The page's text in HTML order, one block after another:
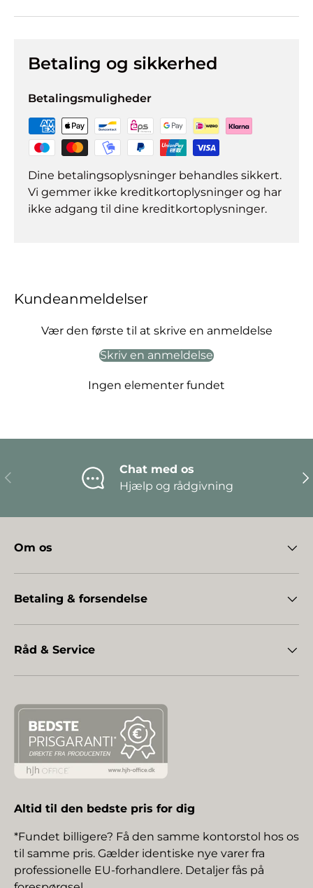
Betaling og sikkerhed
Betalingsmuligheder
Dine betalingsoplysninger behandles sikkert.
Vi gemmer ikke kreditkortoplysninger og har
ikke adgang til dine kreditkortoplysninger.
Kundeanmeldelser
Vær den første til at skrive en anmeldelse
Skriv en anmeldelse
Ingen elementer fundet
Forrige
Chat med os
Hjælp og rådgivning
Om os
Betaling & forsendelse
Råd & Service
Altid til den bedste pris for dig
*Fundet billigere? Få den samme kontorstol hos os
til samme pris. Gælder identiske nye varer fra
professionelle EU-forhandlere. Detaljer fås på